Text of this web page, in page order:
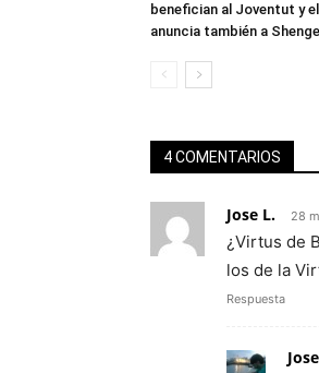
benefician al Joventut y
anuncia también a
4 COMENTARIOS
Jose L. 28
¿Virtus de
los de la
Respuesta